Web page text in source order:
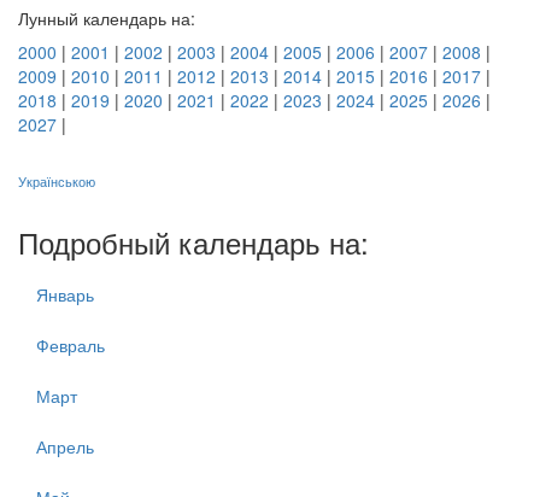
Лунный календарь на:
2000 | 2001 | 2002 | 2003 | 2004 | 2005 | 2006 | 2007 | 2008 |
2009 | 2010 | 2011 | 2012 | 2013 | 2014 | 2015 | 2016 | 2017 |
2018 | 2019 | 2020 | 2021 | 2022 | 2023 | 2024 | 2025 | 2026 |
2027 |
Українською
Подробный календарь на:
Январь
Февраль
Март
Апрель